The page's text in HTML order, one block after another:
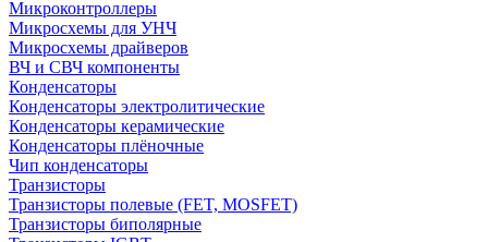
Микроконтроллеры
Микросхемы для УНЧ
Микросхемы драйверов
ВЧ и СВЧ компоненты
Конденсаторы
Конденсаторы электролитические
Конденсаторы керамические
Конденсаторы плёночные
Чип конденсаторы
Транзисторы
Транзисторы полевые (FET, MOSFET)
Транзисторы биполярные